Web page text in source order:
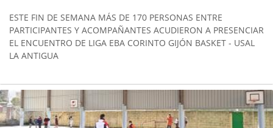
ESTE FIN DE SEMANA MÁS DE 170 PERSONAS ENTRE
PARTICIPANTES Y ACOMPAÑANTES ACUDIERON A PRESENCIAR
EL ENCUENTRO DE LIGA EBA CORINTO GIJÓN BASKET - USAL
LA ANTIGUA